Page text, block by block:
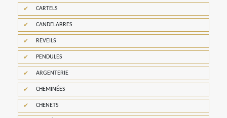
CARTELS
CANDELABRES
REVEILS
PENDULES
ARGENTERIE
CHEMINÉES
CHENETS